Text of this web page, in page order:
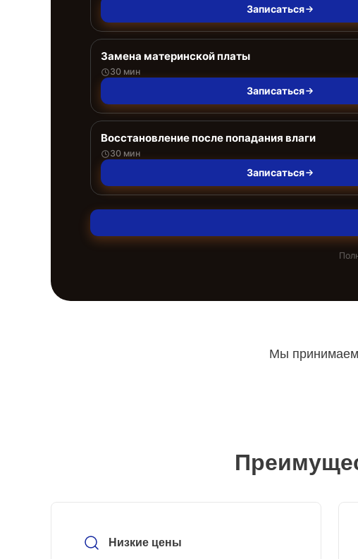
Записаться
Замена материнской платы
30 мин
Записаться
Восстановление после попадания влаги
30 мин
Записаться
Мы принимаем
Низкие цены